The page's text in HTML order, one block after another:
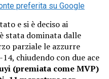
preferita su Google
e si è deciso ai
stata dominata dalle
parziale le azzurre
chiudendo con due ace
(premiata come MVP)